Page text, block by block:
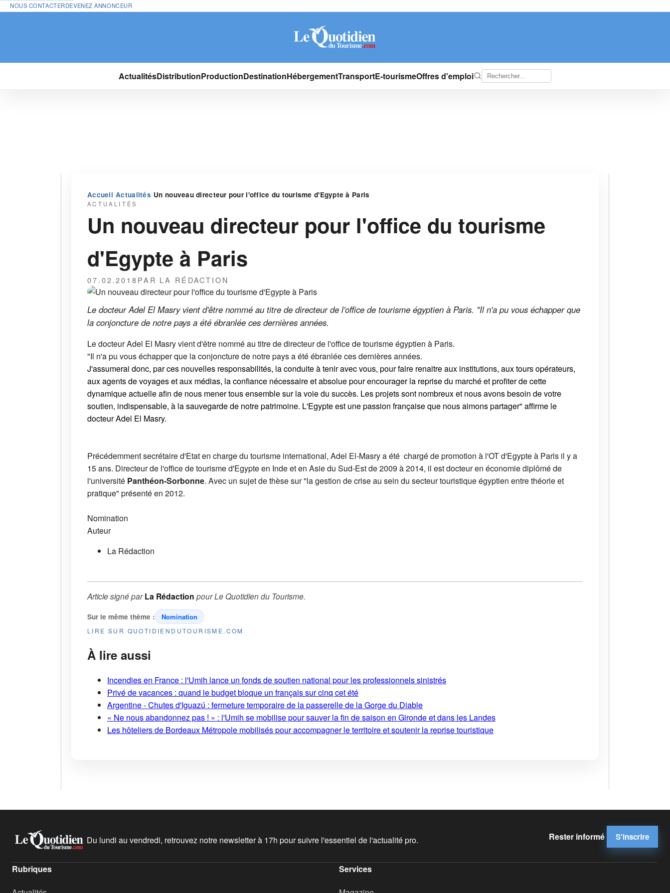
NOUS CONTACTERDEVENEZ ANNONCEUR
ActualitésDistributionProductionDestinationHébergementTransportE-tourismeOffres d'emploi
Accueil›Actualités›Un nouveau directeur pour l'office du tourisme d'Egypte à Paris
ACTUALITÉS
Un nouveau directeur pour l'office du tourisme
d'Egypte à Paris
07.02.2018PAR LA RÉDACTION
Le docteur Adel El Masry vient d'être nommé au titre de directeur de l'office de tourisme égyptien à Paris. "Il n'a pu vous échapper que
la conjoncture de notre pays a été ébranlée ces dernières années.
Le docteur Adel El Masry vient d'être nommé au titre de directeur de l'office de tourisme égyptien à Paris.
"Il n'a pu vous échapper que la conjoncture de notre pays a été ébranlée ces dernières années.
J'assumerai donc, par ces nouvelles responsabilités, la conduite à tenir avec vous, pour faire renaitre aux institutions, aux tours opérateurs,
aux agents de voyages et aux médias, la confiance nécessaire et absolue pour encourager la reprise du marché et profiter de cette
dynamique actuelle afin de nous mener tous ensemble sur la voie du succès. Les projets sont nombreux et nous avons besoin de votre
soutien, indispensable, à la sauvegarde de notre patrimoine. L'Egypte est une passion française que nous aimons partager" affirme le
docteur Adel El Masry.
Précédemment secrétaire d'Etat en charge du tourisme international, Adel El-Masry a été chargé de promotion à l'OT d'Egypte à Paris il y a
15 ans. Directeur de l'office de tourisme d'Egypte en Inde et en Asie du Sud-Est de 2009 à 2014, il est docteur en économie diplômé de
l'université Panthéon-Sorbonne. Avec un sujet de thèse sur "la gestion de crise au sein du secteur touristique égyptien entre théorie et
pratique" présenté en 2012.
Nomination
Auteur
La Rédaction
Article signé parLa Rédaction pourLe Quotidien du Tourisme.
Sur le même thème : Nomination
LIRE SUR QUOTIDIENDUTOURISME.COM
À lire aussi
Incendies en France : l'Umih lance un fonds de soutien national pour les professionnels sinistrés
Privé de vacances : quand le budget bloque un français sur cinq cet été
Argentine - Chutes d'Iguazú : fermeture temporaire de la passerelle de la Gorge du Diable
« Ne nous abandonnez pas ! » : l'Umih se mobilise pour sauver la fin de saison en Gironde et dans les Landes
Les hôteliers de Bordeaux Métropole mobilisés pour accompagner le territoire et soutenir la reprise touristique
Du lundi au vendredi, retrouvez notre newsletter à 17h pour suivre l'essentiel de l'actualité pro. Rester informé S'inscrire
Rubriques Services